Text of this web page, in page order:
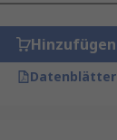
Hinzufügen
Datenblätter